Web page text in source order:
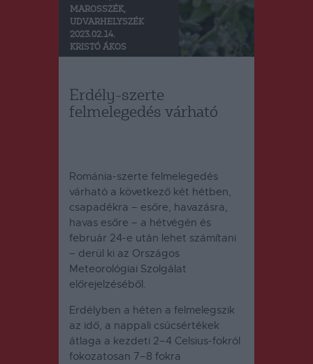
MAROSSZÉK,
UDVARHELYSZÉK
2023.02.14.
KRISTÓ ÁKOS
Erdély-szerte
felmelegedés várható
Románia-szerte felmelegedés
várható a következő két hétben,
csapadékra – esőre, havazásra,
havas esőre – a hétvégén és
február 24-e után lehet számítani
– derül ki az Országos
Meteorológiai Szolgálat
előrejelzéséből.
Erdélyben a héten a felmelegszik
az idő, a nappali csúcsértékek
átlaga a kezdeti 2–4 Celsius-fokról
fokozatosan 7–8 fokra